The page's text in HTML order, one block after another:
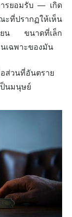
ารยอมรับ — เกิด
ที่ปรากฏให้เห็น
รียน ขนาดที่เล็ก
เฉพาะของมัน
ส่วนที่อันตราย
นมนุษย์